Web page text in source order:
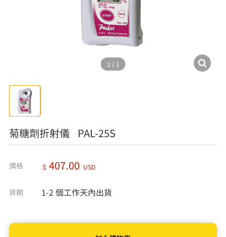
1 / 1
菊糖劑折射儀 PAL-25S
價格 ＄ 407.00 USD
貨期 1-2 個工作天內出貨